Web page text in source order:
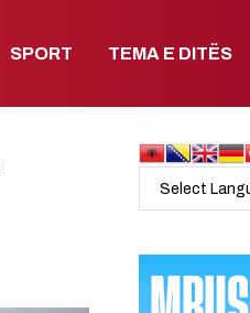
SPORT TEMA E DITËS